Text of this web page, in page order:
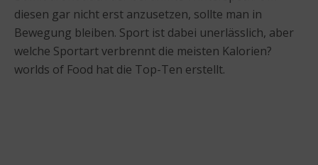
diesen gar nicht erst anzusetzen, sollte man in
Bewegung bleiben. Sport ist dabei unerlässlich, aber
welche Sportart verbrennt die meisten Kalorien?
worlds of Food hat die Top-Ten erstellt.